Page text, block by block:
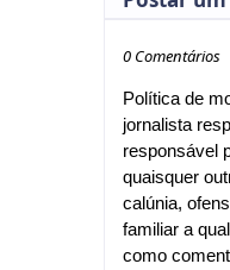
0 Comentários
Política de
jornalista
responsável
quaisquer
calúnia,
familiar a
como